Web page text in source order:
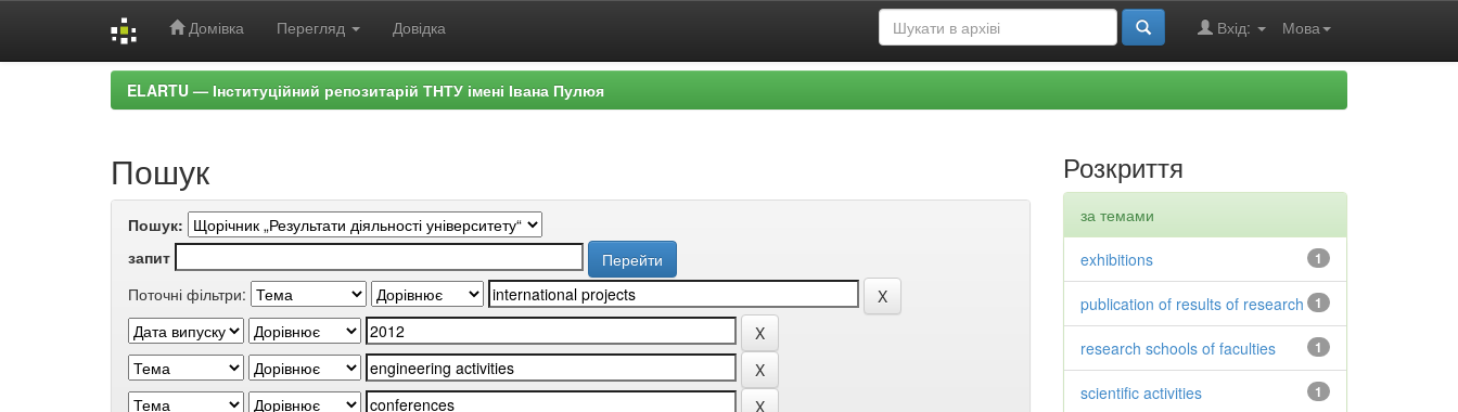
Домівка Перегляд Довідка Мова
Вхід:
ELARTU — Інституційний репозитарій ТНТУ імені Івана Пулюя
Пошук
Пошук:
запит
Поточні фільтри:
Розкриття
за темами
1
exhibitions
1
publication of results of research
1
research schools of faculties
1
scientific activities